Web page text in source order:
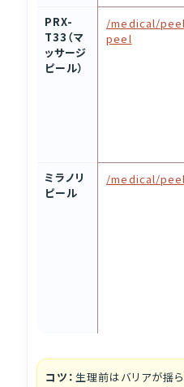
PRX-
T33（マ
ッサージ
ピール）
/medical/
peel
ミラノリ
ピール
/medical/
コツ： 生理前はバリアが揺